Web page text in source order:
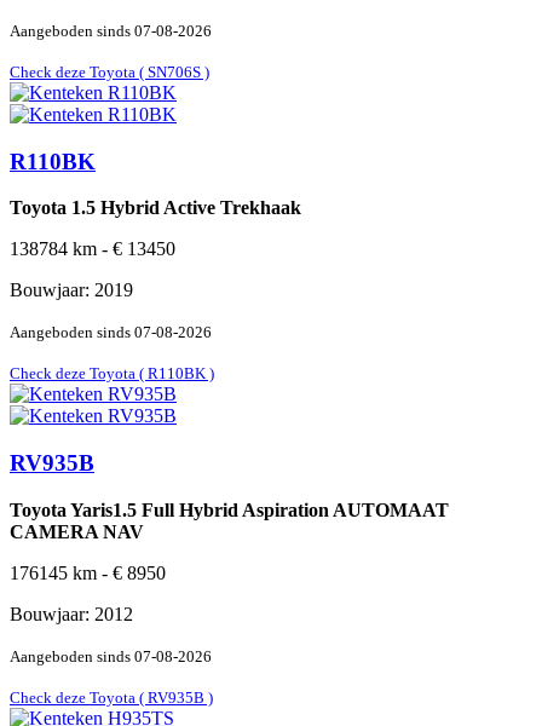
Aangeboden sinds 07-08-2026
Check deze Toyota ( SN706S )
R110BK
Toyota 1.5 Hybrid Active Trekhaak
138784 km - € 13450
Bouwjaar: 2019
Aangeboden sinds 07-08-2026
Check deze Toyota ( R110BK )
RV935B
Toyota Yaris1.5 Full Hybrid Aspiration AUTOMAAT
CAMERA NAV
176145 km - € 8950
Bouwjaar: 2012
Aangeboden sinds 07-08-2026
Check deze Toyota ( RV935B )